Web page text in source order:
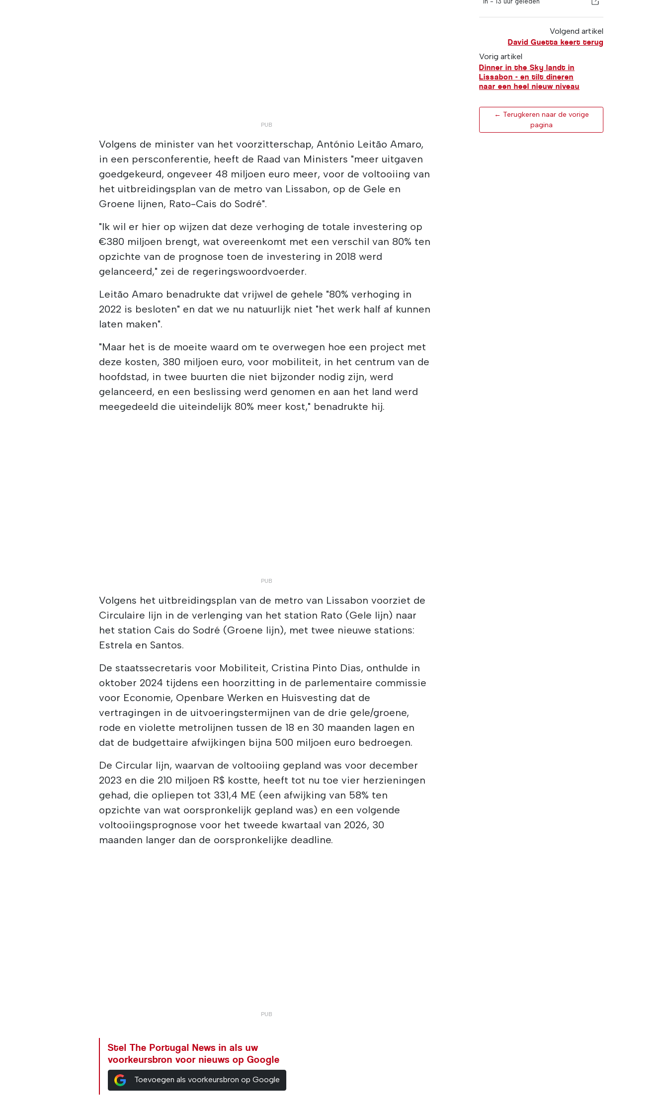
Volgens de minister van het voorzitterschap, António Leitão Amaro,
in een persconferentie, heeft de Raad van Ministers "meer uitgaven
goedgekeurd, ongeveer 48 miljoen euro meer, voor de voltooiing van
het uitbreidingsplan van de metro van Lissabon, op de Gele en
Groene lijnen, Rato-Cais do Sodré".
"Ik wil er hier op wijzen dat deze verhoging de totale investering op
€380 miljoen brengt, wat overeenkomt met een verschil van 80% ten
opzichte van de prognose toen de investering in 2018 werd
gelanceerd," zei de regeringswoordvoerder.
Leitão Amaro benadrukte dat vrijwel de gehele "80% verhoging in
2022 is besloten" en dat we nu natuurlijk niet "het werk half af kunnen
laten maken".
"Maar het is de moeite waard om te overwegen hoe een project met
deze kosten, 380 miljoen euro, voor mobiliteit, in het centrum van de
hoofdstad, in twee buurten die niet bijzonder nodig zijn, werd
gelanceerd, en een beslissing werd genomen en aan het land werd
meegedeeld die uiteindelijk 80% meer kost," benadrukte hij.
Volgens het uitbreidingsplan van de metro van Lissabon voorziet de
Circulaire lijn in de verlenging van het station Rato (Gele lijn) naar
het station Cais do Sodré (Groene lijn), met twee nieuwe stations:
Estrela en Santos.
De staatssecretaris voor Mobiliteit, Cristina Pinto Dias, onthulde in
oktober 2024 tijdens een hoorzitting in de parlementaire commissie
voor Economie, Openbare Werken en Huisvesting dat de
vertragingen in de uitvoeringstermijnen van de drie gele/groene,
rode en violette metrolijnen tussen de 18 en 30 maanden lagen en
dat de budgettaire afwijkingen bijna 500 miljoen euro bedroegen.
De Circular lijn, waarvan de voltooiing gepland was voor december
2023 en die 210 miljoen R$ kostte, heeft tot nu toe vier herzieningen
gehad, die opliepen tot 331,4 ME (een afwijking van 58% ten
opzichte van wat oorspronkelijk gepland was) en een volgende
voltooiingsprognose voor het tweede kwartaal van 2026, 30
maanden langer dan de oorspronkelijke deadline.
Stel The Portugal News in als uw
voorkeursbron voor nieuws op Google
Toevoegen als voorkeursbron op Google
Volgend artikel
David Guetta keert terug
Vorig artikel
Dinner in the Sky landt in
Lissabon - en tilt dineren
naar een heel nieuw niveau
← Terugkeren naar de vorige
pagina